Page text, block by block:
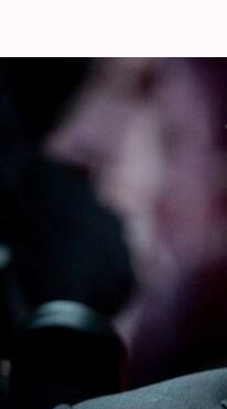
"உலகம்
எழுதியவர்
புகழ்பெற்ற
கணித்திருந்தார்.
கிரகமே ஒரு
2017 ஆம்
கட்டுப்பாடற்ற